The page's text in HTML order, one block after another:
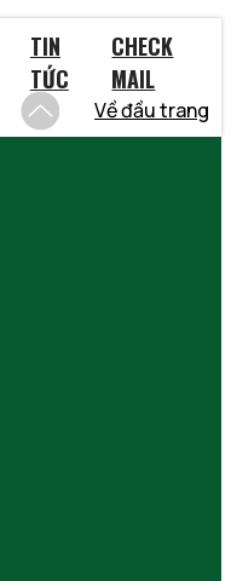
TIN
TỨC
CHECK
MAIL
Về đầu trang